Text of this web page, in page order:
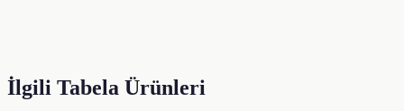
İlgili Tabela Ürünleri